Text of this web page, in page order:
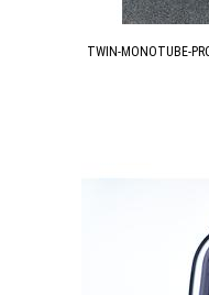
TWIN-MONOTUBE-